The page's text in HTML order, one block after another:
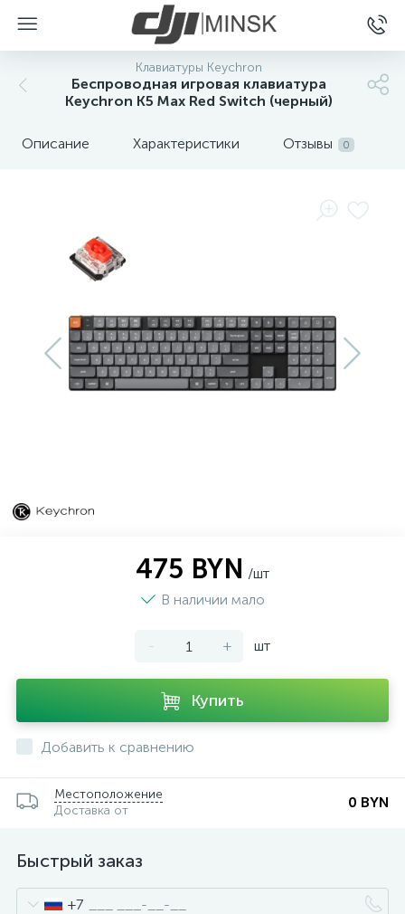
Клавиатуры Keychron
Беспроводная игровая клавиатура
Keychron K5 Max Red Switch (черный)
Описание Характеристики Отзывы 0
475 BYN /шт
В наличии мало
- + шт
Купить
Добавить к сравнению
Местоположение
Доставка от
0 BYN
Быстрый заказ
+7